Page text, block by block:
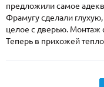
предложили самое
Фрамугу сделали
целое с дверью. Монтаж
Теперь в прихожей